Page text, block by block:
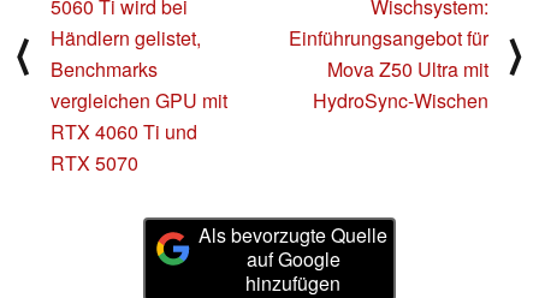
⟨
5060 Ti wird bei
Händlern gelistet,
Benchmarks
vergleichen GPU mit
RTX 4060 Ti und
RTX 5070
Wischsystem:
Einführungsangebot für
Mova Z50 Ultra mit
HydroSync-Wischen
⟩
Als bevorzugte Quelle
auf Google
hinzufügen